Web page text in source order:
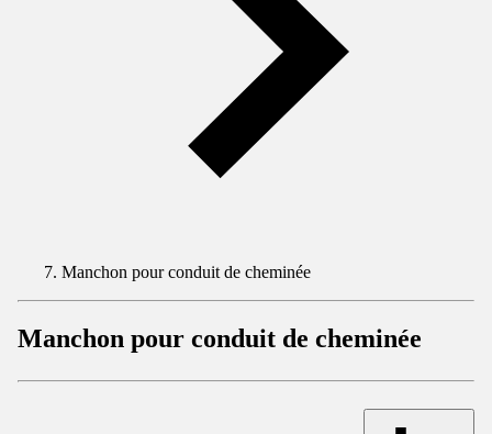
Manchon pour conduit de cheminée
Manchon pour conduit de cheminée